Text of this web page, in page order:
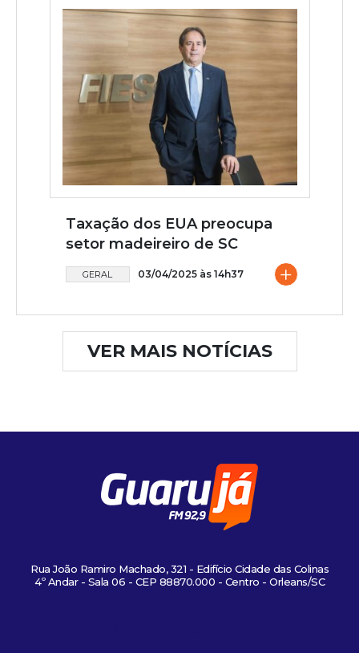
Taxação dos EUA preocupa
setor madeireiro de SC
GERAL 03/04/2025 às 14h37 +
VER MAIS NOTÍCIAS
Rua João Ramiro Machado, 321 - Edifício Cidade das Colinas
4º Andar - Sala 06 - CEP 88870.000 - Centro - Orleans/SC